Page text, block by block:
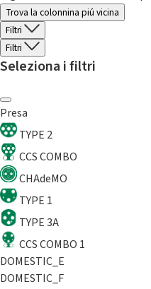
Trova la colonnina piú vicina
Filtri
Filtri
Seleziona i filtri
Presa
TYPE 2
CCS COMBO
CHAdeMO
TYPE 1
TYPE 3A
CCS COMBO 1
DOMESTIC_E
DOMESTIC_F